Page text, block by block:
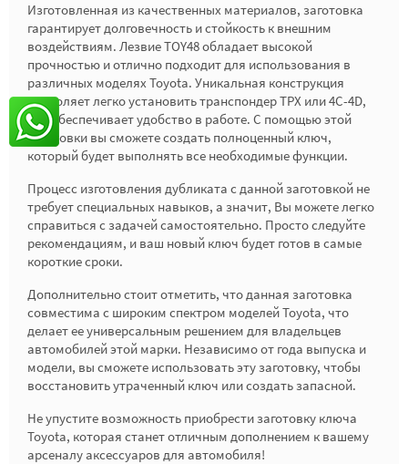
Изготовленная из качественных материалов, заготовка
гарантирует долговечность и стойкость к внешним
воздействиям. Лезвие TOY48 обладает высокой
прочностью и отлично подходит для использования в
различных моделях Toyota. Уникальная конструкция
позволяет легко установить транспондер TPX или 4C-4D,
что обеспечивает удобство в работе. С помощью этой
заготовки вы сможете создать полноценный ключ,
который будет выполнять все необходимые функции.
Процесс изготовления дубликата с данной заготовкой не
требует специальных навыков, а значит, Вы можете легко
справиться с задачей самостоятельно. Просто следуйте
рекомендациям, и ваш новый ключ будет готов в самые
короткие сроки.
Дополнительно стоит отметить, что данная заготовка
совместима с широким спектром моделей Toyota, что
делает ее универсальным решением для владельцев
автомобилей этой марки. Независимо от года выпуска и
модели, вы сможете использовать эту заготовку, чтобы
восстановить утраченный ключ или создать запасной.
Не упустите возможность приобрести заготовку ключа
Toyota, которая станет отличным дополнением к вашему
арсеналу аксессуаров для автомобиля!